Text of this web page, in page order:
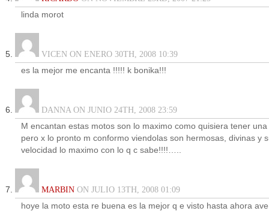
linda morot
VICEN ON ENERO 30TH, 2008 10:39
es la mejor me encanta !!!!! k bonika!!!
DANNA ON JUNIO 24TH, 2008 23:59
M encantan estas motos son lo maximo como quisiera tener una
pero x lo pronto m conformo viendolas son hermosas, divinas y
velocidad lo maximo con lo q c sabe!!!!…..
MARBIN ON JULIO 13TH, 2008 01:09
hoye la moto esta re buena es la mejor q e visto hasta ahora